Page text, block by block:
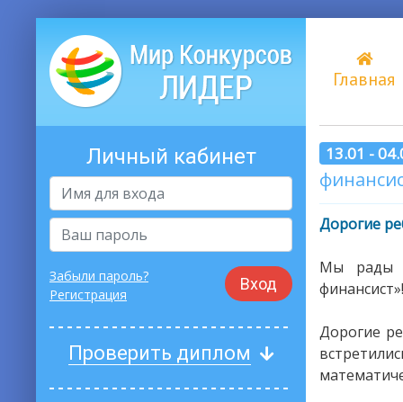
Главная
Личный кабинет
Вход
Забыли пароль?
Регистрация
Проверить диплом
13.01 -
Дорогие
Мы рады
финансист»!
Дорогие